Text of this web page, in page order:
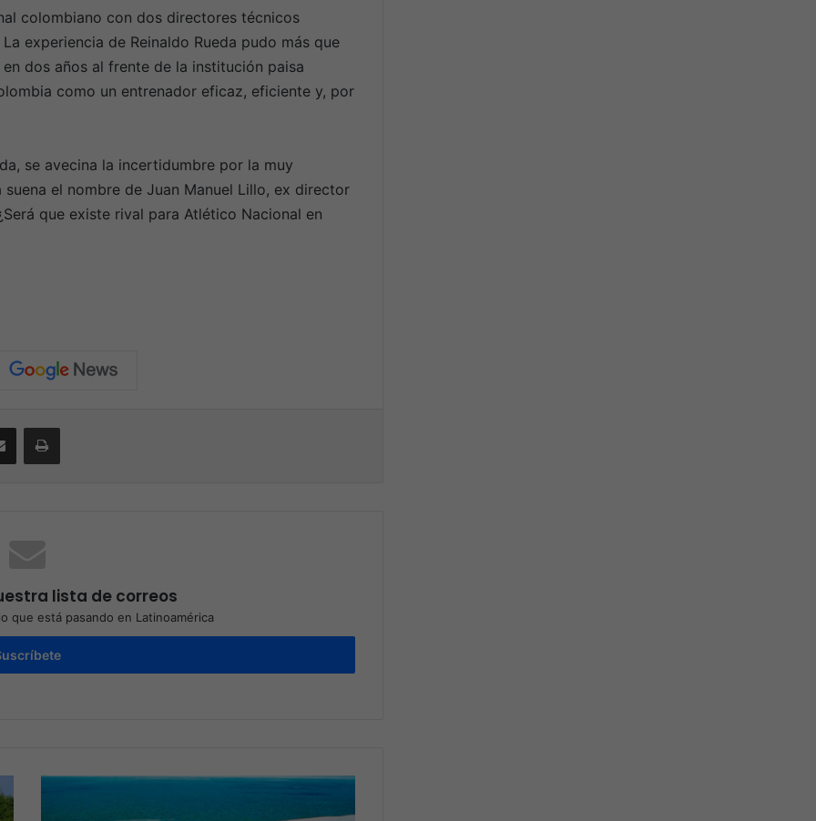
colombiano con dos directores técnicos
experiencia de Reinaldo Rueda pudo más que
dos años al frente de la institución paisa
como un entrenador eficaz, eficiente y, por
se avecina la incertidumbre por la muy
el nombre de Juan Manuel Lillo, ex director
que existe rival para Atlético Nacional en
lista de correos
que está pasando en Latinoamérica